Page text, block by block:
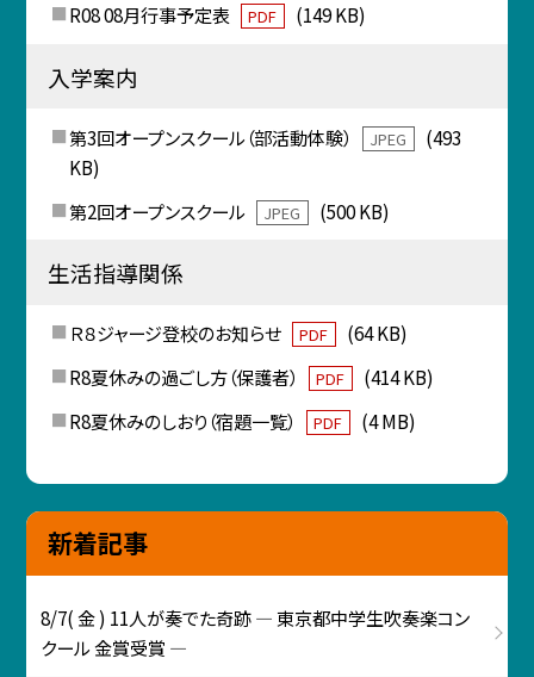
R08 08月行事予定表
PDF (149 KB)
入学案内
第3回オープンスクール（部活動体験） JPEG
(493
KB)
第2回オープンスクール
JPEG (500 KB)
生活指導関係
Ｒ８ジャージ登校のお知らせ PDF
(64 KB)
R8夏休みの過ごし方（保護者）
PDF
(414 KB)
R8夏休みのしおり（宿題一覧）
PDF (4 MB)
新着記事
8/7( 金 ) 11人が奏でた奇跡 ― 東京都中学生吹奏楽コン
クール 金賞受賞 ―